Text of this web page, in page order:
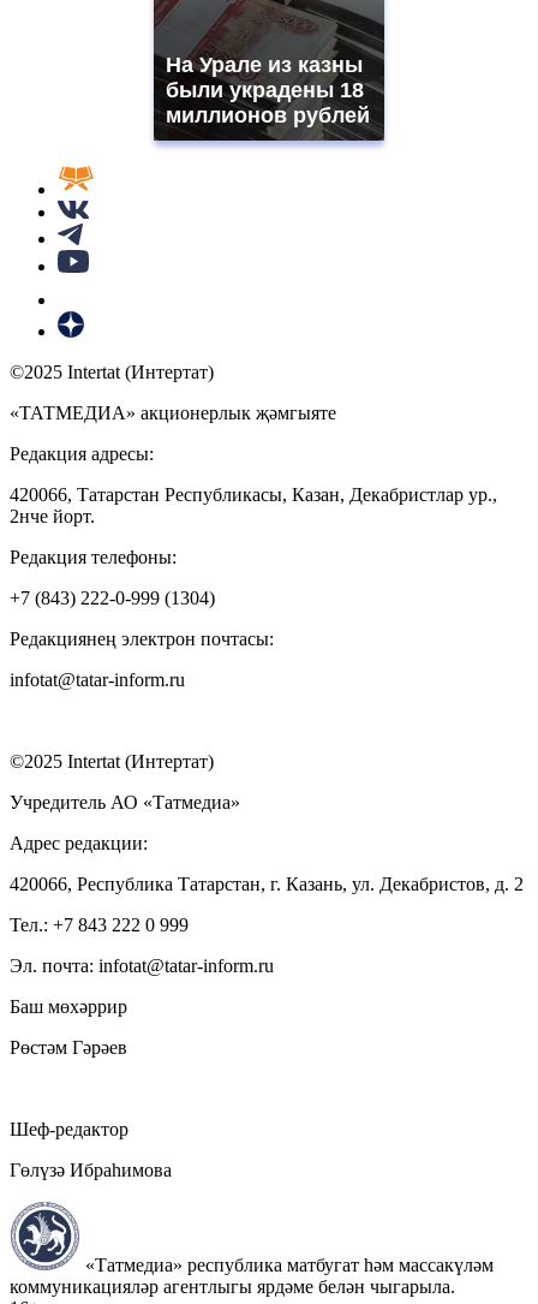
На Урале из казны
были украдены 18
миллионов рублей
©2025 Intertat (Интертат)
«ТАТМЕДИА» акционерлык җәмгыяте
Редакция адресы:
420066, Татарстан Республикасы, Казан, Декабристлар ур.,
2нче йорт.
Редакция телефоны:
+7 (843) 222-0-999 (1304)
Редакциянең электрон почтасы:
infotat@tatar-inform.ru
©2025 Intertat (Интертат)
Учредитель АО «Татмедиа»
Адрес редакции:
420066, Республика Татарстан, г. Казань, ул. Декабристов, д. 2
Тел.: +7 843 222 0 999
Эл. почта: infotat@tatar-inform.ru
Баш мөхәррир
Рөстәм Гәрәев
Шеф-редактор
Гөлүзә Ибраһимова
«Татмедиа» республика матбугат һәм массакүләм
коммуникацияләр агентлыгы ярдәме белән чыгарыла.